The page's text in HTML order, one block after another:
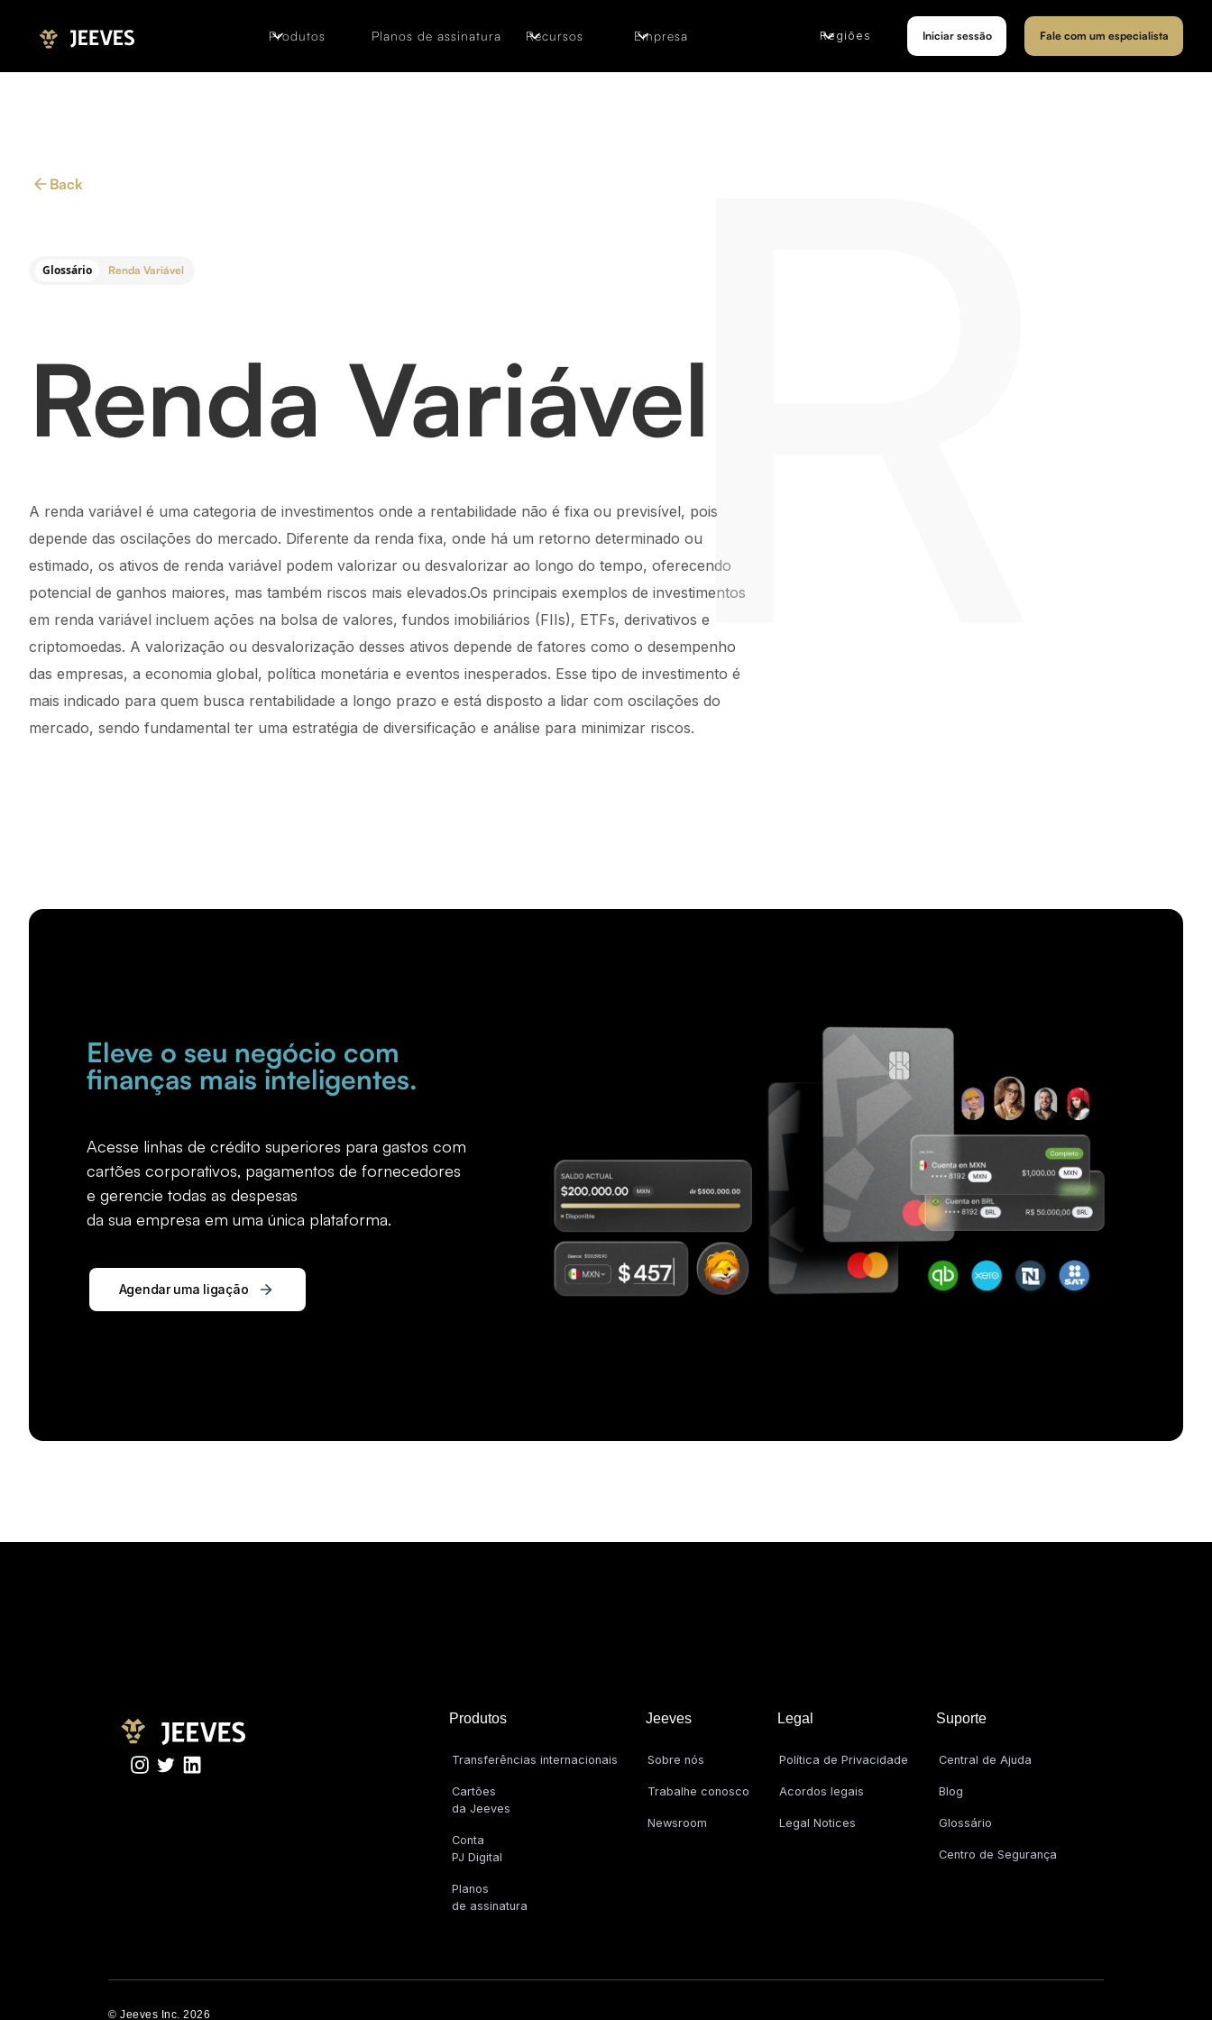
Produtos Planos de assinatura Recursos Empresa Regiões Iniciar sessão Fale com um especialista
Back
Glossário Renda Variável R
Renda Variável
A renda variável é uma categoria de investimentos onde a rentabilidade não é fixa ou previsível, pois
depende das oscilações do mercado. Diferente da renda fixa, onde há um retorno determinado ou
estimado, os ativos de renda variável podem valorizar ou desvalorizar ao longo do tempo, oferecendo
potencial de ganhos maiores, mas também riscos mais elevados.Os principais exemplos de investimentos
em renda variável incluem ações na bolsa de valores, fundos imobiliários (FIIs), ETFs, derivativos e
criptomoedas. A valorização ou desvalorização desses ativos depende de fatores como o desempenho
das empresas, a economia global, política monetária e eventos inesperados. Esse tipo de investimento é
mais indicado para quem busca rentabilidade a longo prazo e está disposto a lidar com oscilações do
mercado, sendo fundamental ter uma estratégia de diversificação e análise para minimizar riscos.
Eleve o seu negócio com
finanças mais inteligentes.
Acesse linhas de crédito superiores para gastos com
cartões corporativos, pagamentos de fornecedores
e gerencie todas as despesas
da sua empresa em uma única plataforma.
Agendar uma ligação
Produtos
Transferências internacionais
Cartões
da Jeeves
Conta
PJ Digital
Planos
de assinatura
Jeeves
Sobre nós
Trabalhe conosco
Newsroom
Legal
Política de Privacidade
Acordos legais
Legal Notices
Suporte
Central de Ajuda
Blog
Glossário
Centro de Segurança
© Jeeves Inc. 2026